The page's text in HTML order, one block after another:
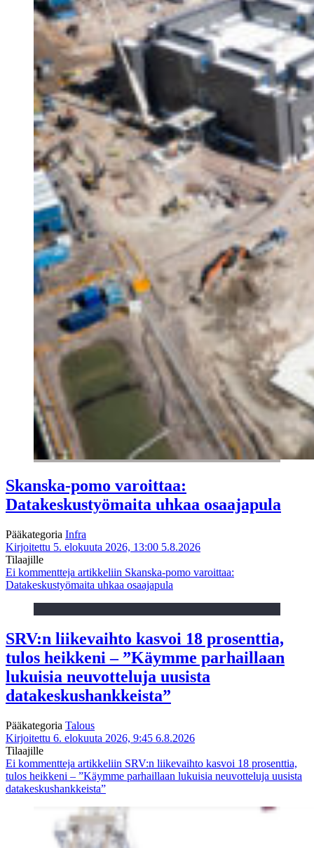
Skanska-pomo varoittaa:
Datakeskustyömaita uhkaa osaajapula
Pääkategoria Infra
Kirjoitettu 5. elokuuta 2026, 13:00 5.8.2026
Tilaajille
Ei kommentteja artikkeliin Skanska-pomo varoittaa:
Datakeskustyömaita uhkaa osaajapula
SRV:n liikevaihto kasvoi 18 prosenttia,
tulos heikkeni – ”Käymme parhaillaan
lukuisia neuvotteluja uusista
datakeskushankkeista”
Pääkategoria Talous
Kirjoitettu 6. elokuuta 2026, 9:45 6.8.2026
Tilaajille
Ei kommentteja artikkeliin SRV:n liikevaihto kasvoi 18 prosenttia,
tulos heikkeni – ”Käymme parhaillaan lukuisia neuvotteluja uusista
datakeskushankkeista”